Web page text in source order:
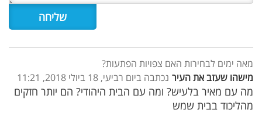
מאה ימים לבחירות האם צפויות הפתעות?
מישהו שעזב את העיר נכתבה ביום רביעי, 18 ביולי 2018, 11:21
מה עם מאיר בלעיש? ומה עם הבית היהודי? הם יותר חזקים
מהליכוד בבית שמש